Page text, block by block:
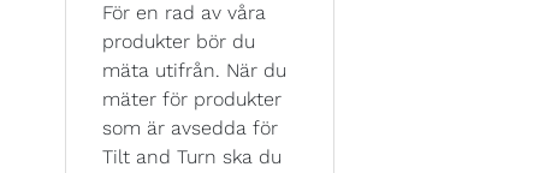
För en rad av våra
produkter bör du
mäta utifrån. När du
mäter för produkter
som är avsedda för
Tilt and Turn ska du